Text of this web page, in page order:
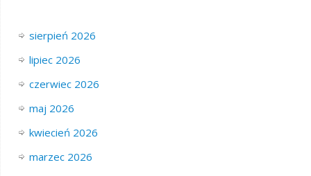
sierpień 2026
lipiec 2026
czerwiec 2026
maj 2026
kwiecień 2026
marzec 2026